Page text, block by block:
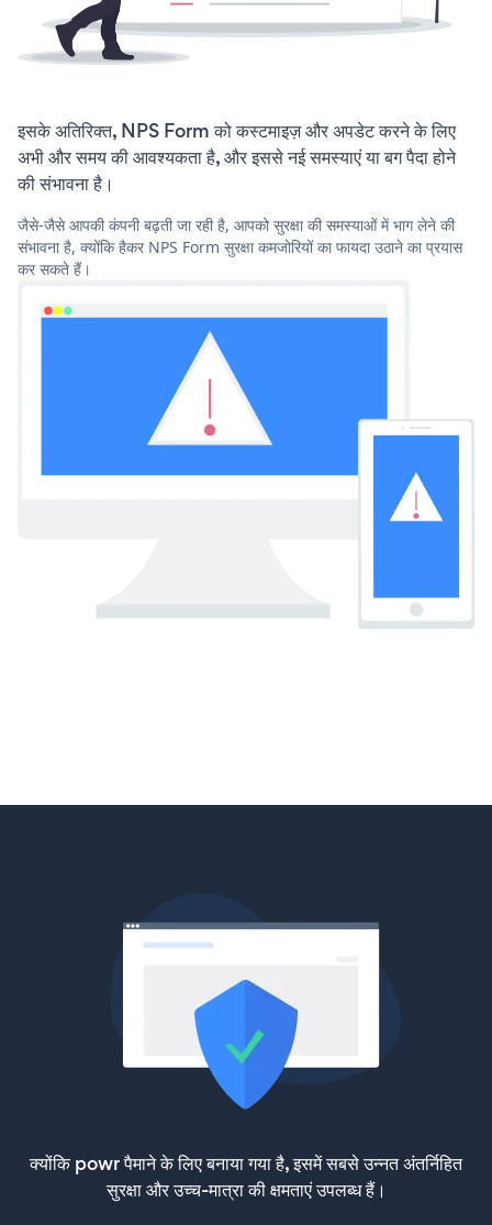
इसके अतिरिक्त, NPS Form को कस्टमाइज़ और अपडेट करने के लिए
अभी और समय की आवश्यकता है, और इससे नई समस्याएं या बग पैदा होने
की संभावना है।
जैसे-जैसे आपकी कंपनी बढ़ती जा रही है, आपको सुरक्षा की समस्याओं में भाग लेने की
संभावना है, क्योंकि हैकर NPS Form सुरक्षा कमजोरियों का फायदा उठाने का प्रयास
कर सकते हैं।
क्योंकि powr पैमाने के लिए बनाया गया है, इसमें सबसे उन्नत अंतर्निहित
सुरक्षा और उच्च-मात्रा की क्षमताएं उपलब्ध हैं।